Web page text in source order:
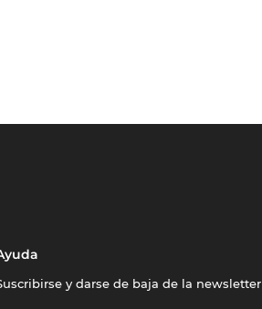
y darse de baja de la newsletter